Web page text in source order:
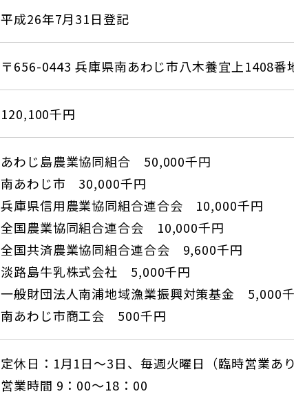
平成26年7月31日登記
〒656-0443 兵庫県南あわじ市八木養宜上1408番
120,100千円
あわじ島農業協同組合 50,000千円
南あわじ市 30,000千円
兵庫県信用農業協同組合連合会 10,000千円
全国農業協同組合連合会 10,000千円
全国共済農業協同組合連合会 9,600千円
淡路島牛乳株式会社 5,000千円
一般財団法人南浦地域漁業振興対策基金 5,000
南あわじ市商工会 500千円
定休日：1月1日～3日、毎週火曜日（臨時営業あ
営業時間 9：00～18：00